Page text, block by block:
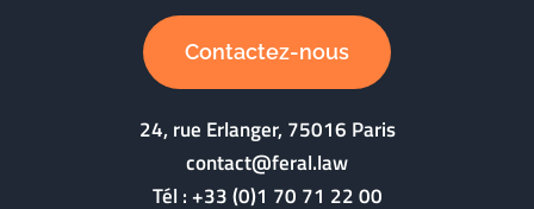
Contactez-nous
24, rue Erlanger, 75016 Paris
contact@feral.law
Tél :+33 (0)1 70 71 22 00